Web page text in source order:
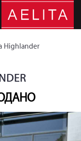
Highlander